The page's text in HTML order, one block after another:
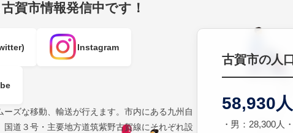
賀市情報発信中です！
Instagram
ズな移動、輸送が行えます。市内にある九州自
道３号・主要地方道筑紫野古賀線にそれぞれ設
古賀市の人口
58,930人
男：28,300人